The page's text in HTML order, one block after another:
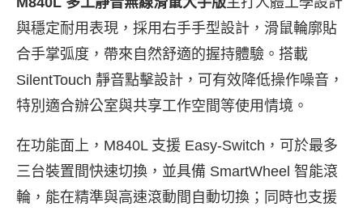
與穩定耐用表現，採用右手手型設計，滑鼠輪廓貼
合手掌弧度，帶來自然舒適的握持體驗。搭載
SilentTouch 靜音點擊設計，可有效降低操作噪音，
特別適合辦公室與共享工作空間等使用情境。
在功能面上，M840L 支援 Easy-Switch，可於最多
三台裝置間快速切換，並具備 SmartWheel 智能滾
輪，能在精準與高速滾動間自動切換；同時也支援